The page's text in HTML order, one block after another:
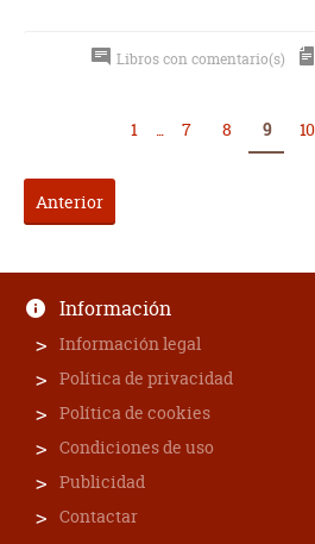
Libros con comentario(s)
Anterior
1 ... 7 8 9 10
Información
Información legal
Política de privacidad
Política de cookies
Condiciones de uso
Publicidad
Contactar